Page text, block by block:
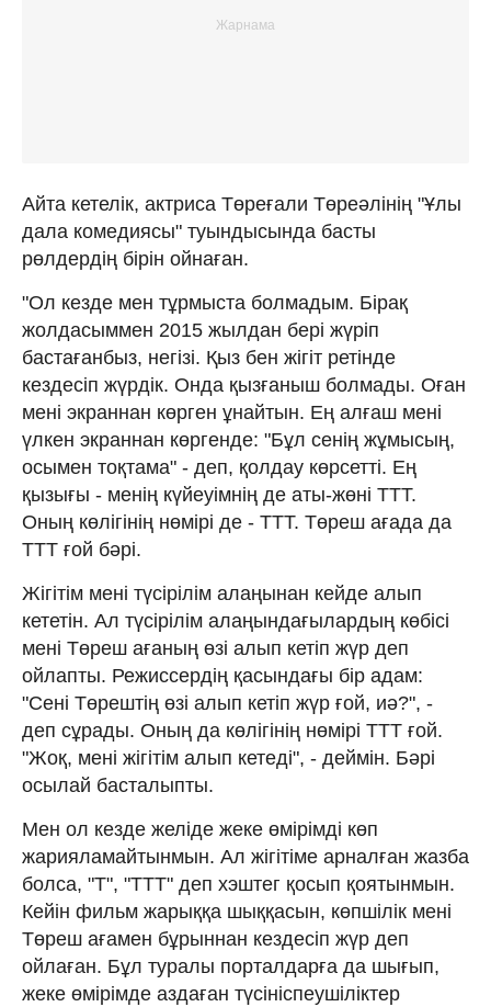
Айта кетелік, актриса Төреғали Төреәлінің "Ұлы
дала комедиясы" туындысында басты
рөлдердің бірін ойнаған.
"Ол кезде мен тұрмыста болмадым. Бірақ
жолдасыммен 2015 жылдан бері жүріп
бастағанбыз, негізі. Қыз бен жігіт ретінде
кездесіп жүрдік. Онда қызғаныш болмады. Оған
мені экраннан көрген ұнайтын. Ең алғаш мені
үлкен экраннан көргенде: "Бұл сенің жұмысың,
осымен тоқтама" - деп, қолдау көрсетті. Ең
қызығы - менің күйеуімнің де аты-жөні ТТТ.
Оның көлігінің нөмірі де - ТТТ. Төреш ағада да
ТТТ ғой бәрі.
Жігітім мені түсірілім алаңынан кейде алып
кететін. Ал түсірілім алаңындағылардың көбісі
мені Төреш ағаның өзі алып кетіп жүр деп
ойлапты. Режиссердің қасындағы бір адам:
"Сені Төрештің өзі алып кетіп жүр ғой, иә?", -
деп сұрады. Оның да көлігінің нөмірі ТТТ ғой.
"Жоқ, мені жігітім алып кетеді", - деймін. Бәрі
осылай басталыпты.
Мен ол кезде желіде жеке өмірімді көп
жарияламайтынмын. Ал жігітіме арналған жазба
болса, "Т", "ТТТ" деп хэштег қосып қоятынмын.
Кейін фильм жарыққа шыққасын, көпшілік мені
Төреш ағамен бұрыннан кездесіп жүр деп
ойлаған. Бұл туралы порталдарға да шығып,
жеке өмірімде аздаған түсініспеушіліктер